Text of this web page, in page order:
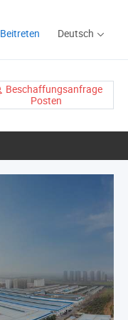
Beitreten Deutsch
Beschaffungsanfrage
Posten